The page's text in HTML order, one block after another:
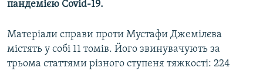
пандемією Covid-19.
Матеріали справи проти Мустафи Джемілєва
містять у собі 11 томів. Його звинувачують за
трьома статтями різного ступеня тяжкості: 224